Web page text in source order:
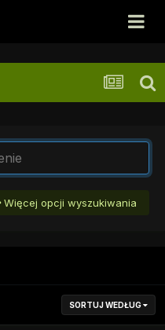
Więcej opcji wyszukiwania
SORTUJ WEDŁUG